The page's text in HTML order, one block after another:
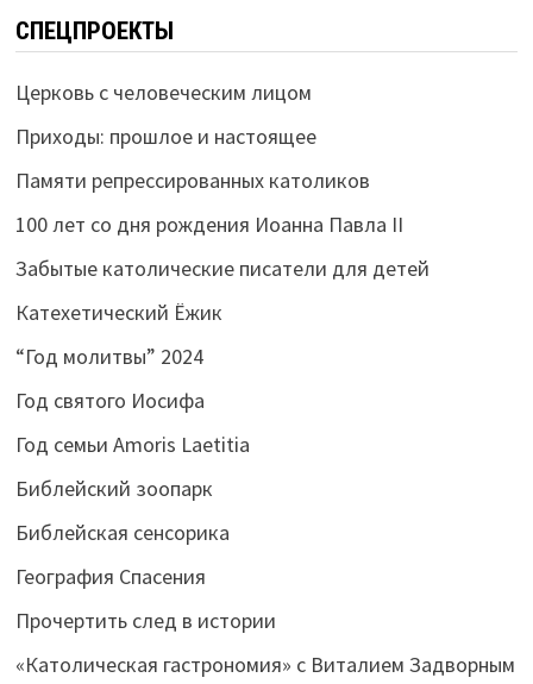
СПЕЦПРОЕКТЫ
Церковь с человеческим лицом
Приходы: прошлое и настоящее
Памяти репрессированных католиков
100 лет со дня рождения Иоанна Павла II
Забытые католические писатели для детей
Катехетический Ёжик
“Год молитвы” 2024
Год святого Иосифа
Год семьи Amoris Laetitia
Библейский зоопарк
Библейская сенсорика
География Спасения
Прочертить след в истории
«Католическая гастрономия» с Виталием Задворным